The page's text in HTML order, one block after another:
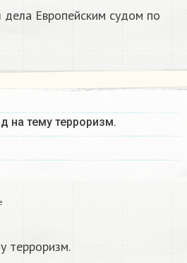
дела Европейским судом по
на тему терроризм.
терроризм.